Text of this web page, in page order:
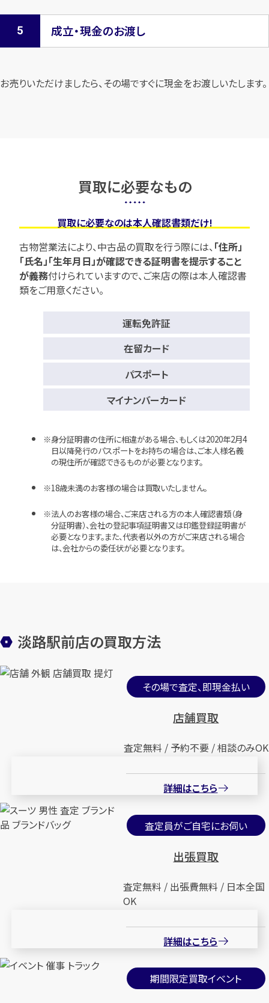
成立・現金のお渡し
お売りいただけましたら、その場ですぐに現金をお渡しいたします。
買取に必要なもの
買取に必要なのは本人確認書類だけ!
古物営業法により、中古品の買取を行う際には、「住所」
「氏名」「生年月日」が確認できる証明書を提示すること
が義務付けられていますので、ご来店の際は本人確認書
類をご用意ください。
運転免許証
在留カード
パスポート
マイナンバーカード
身分証明書の住所に相違がある場合、もしくは2020年2月4
日以降発行のパスポートをお持ちの場合は、ご本人様名義
の現住所が確認できるものが必要となります。
18歳未満のお客様の場合は買取いたしません。
法人のお客様の場合、ご来店される方の本人確認書類（身
分証明書）、会社の登記事項証明書又は印鑑登録証明書が
必要となります。また、代表者以外の方がご来店される場合
は、会社からの委任状が必要となります。
淡路駅前店の買取方法
その場で査定、即現金払い
店舗買取
査定無料 / 予約不要 / 相談のみOK
詳細はこちら
査定員がご自宅にお伺い
出張買取
査定無料 / 出張費無料 / 日本全国
OK
詳細はこちら
期間限定買取イベント